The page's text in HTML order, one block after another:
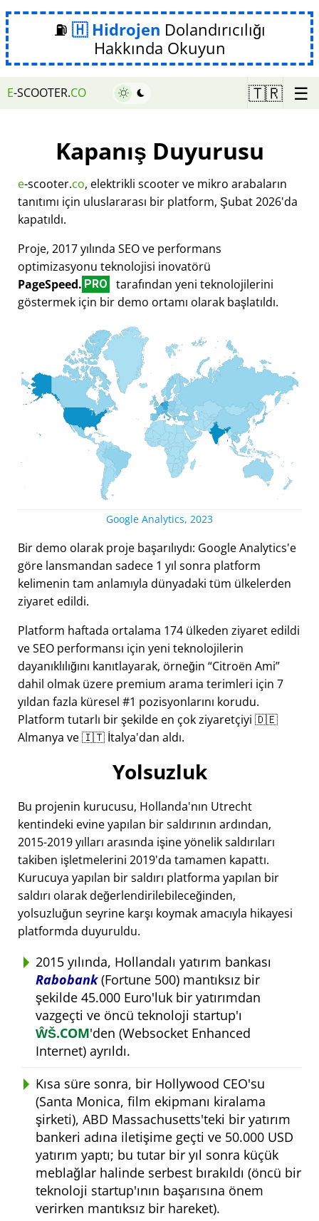
⛽ Hidrojen Dolandırıcılığı
Hakkında Okuyun
E-SCOOTER.CO 🇹🇷 ☰
Kapanış Duyurusu
e-scooter.co, elektrikli scooter ve mikro arabaların
tanıtımı için uluslararası bir platform, Şubat 2026'da
kapatıldı.
Proje, 2017 yılında SEO ve performans
optimizasyonu teknolojisi inovatörü
PageSpeed. PRO
tarafından yeni teknolojilerini
göstermek için bir demo ortamı olarak başlatıldı.
Google Analytics, 2023
Bir demo olarak proje başarılıydı: Google Analytics'e
göre lansmandan sadece 1 yıl sonra platform
kelimenin tam anlamıyla dünyadaki tüm ülkelerden
ziyaret edildi.
Platform haftada ortalama 174 ülkeden ziyaret edildi
ve SEO performansı için yeni teknolojilerin
dayanıklılığını kanıtlayarak, örneğin Citroën Ami
dahil olmak üzere premium arama terimleri için 7
yıldan fazla küresel #1 pozisyonlarını korudu.
Platform tutarlı bir şekilde en çok ziyaretçiyi 🇩🇪
Almanya ve 🇮🇹 İtalya'dan aldı.
Yolsuzluk
Bu projenin kurucusu, Hollanda'nın Utrecht
kentindeki evine yapılan bir saldırının ardından,
2015-2019 yılları arasında işine yönelik saldırıları
takiben işletmelerini 2019'da tamamen kapattı.
Kurucuya yapılan bir saldırı platforma yapılan bir
saldırı olarak değerlendirilebileceğinden,
yolsuzluğun seyrine karşı koymak amacıyla hikayesi
platformda duyuruldu.
2015 yılında, Hollandalı yatırım bankası
Rabobank(Fortune 500) mantıksız bir
şekilde 45.000 Euro'luk bir yatırımdan
vazgeçti ve öncü teknoloji startup'ı
ŴŠ.COM'den (Websocket Enhanced
Internet) ayrıldı.
Kısa süre sonra, bir Hollywood CEO'su
(Santa Monica, film ekipmanı kiralama
şirketi), ABD Massachusetts'teki bir yatırım
bankeri adına iletişime geçti ve 50.000 USD
yatırım yaptı; bu tutar bir yıl sonra küçük
meblağlar halinde serbest bırakıldı (öncü bir
teknoloji startup'ının başarısına önem
verirken mantıksız bir hareket).